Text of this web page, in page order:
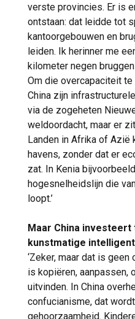
verste provincies. Er is
ontstaan: dat leidde tot
kantoorgebouwen en
leiden. Ik herinner me
kilometer negen
Om die overcapaciteit
China zijn
via de zogeheten
weldoordacht, maar er
Landen in Afrika of Azië
havens, zonder dat er
zat. In Kenia
hogesnelheidslijn die
loopt.’
Maar China
kunstmatige
‘Zeker, maar dat is
is kopiëren, aanpassen,
uitvinden. In China
confucianisme, dat
gehoorzaamheid.